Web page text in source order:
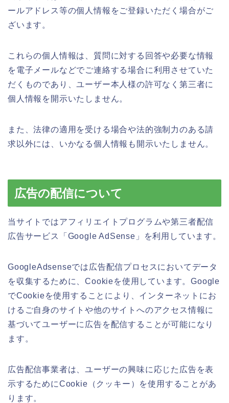
ールアドレス等の個人情報をご登録いただく場合がご
ざいます。
これらの個人情報は、質問に対する回答や必要な情報
を電子メールなどでご連絡する場合に利用させていた
だくものであり、ユーザー本人様の許可なく第三者に
個人情報を開示いたしません。
また、法律の適用を受ける場合や法的強制力のある請
求以外には、いかなる個人情報も開示いたしません。
広告の配信について
当サイトではアフィリエイトプログラムや第三者配信
広告サービス「Google AdSense」を利用しています。
GoogleAdsenseでは広告配信プロセスにおいてデータ
を収集するために、Cookieを使用しています。Google
でCookieを使用することにより、インターネットにお
けるご自身のサイトや他のサイトへのアクセス情報に
基づいてユーザーに広告を配信することが可能になり
ます。
広告配信事業者は、ユーザーの興味に応じた広告を表
示するためにCookie（クッキー）を使用することがあ
ります。